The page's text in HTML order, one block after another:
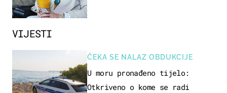
VIJESTI
ČEKA SE NALAZ OBDUKCIJE
U moru pronađeno tijelo:
Otkriveno o kome se radi